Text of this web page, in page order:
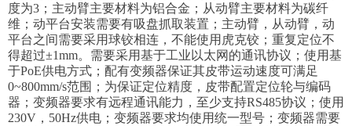
度为3；主动臂主要材料为铝合金；从动臂主要材料为碳纤
维；动平台安装需要有吸盘抓取装置；主动臂，从动臂，动
平台之间需要采用球铰相连，不能使用虎克铰；重复定位不
得超过±1mm。需要采用基于工业以太网的通讯协议；使用基
于PoE供电方式；配有变频器保证其皮带运动速度可满足
0~800mm/s范围；为保证定位精度，皮带配置定位轮与编码
器；变频器要求有远程通讯能力，至少支持RS485协议；使用
230V，50Hz供电；变频器要求均使用统一型号；变频器需要